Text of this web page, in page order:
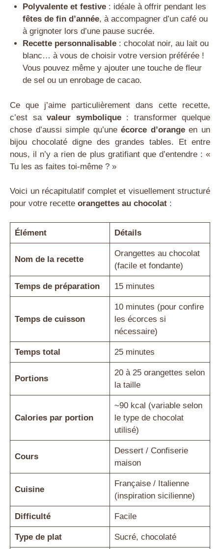
Polyvalente et festive: idéale à offrir pendant les
fêtes de fin d’année, à accompagner d’un café ou
à grignoter lors d’une pause sucrée.
Recette personnalisable: chocolat noir, au lait ou
blanc… à vous de choisir votre version préférée !
Vous pouvez même y ajouter une touche de fleur
de sel ou un enrobage de cacao.
Ce que j’aime particulièrement dans cette recette,
c’est sa valeur symbolique: transformer quelque
chose d’aussi simple qu’uneécorce d’orangeen un
bijou chocolaté digne des grandes tables. Et entre
nous, il n’y a rien de plus gratifiant que d’entendre : «
Tu les as faites toi-même ? »
Voici un récapitulatif complet et visuellement structuré
pour votre recette orangettes au chocolat :
Élément Détails
Nom de la recette
Orangettes au chocolat
(facile et fondante)
Temps de préparation 15 minutes
Temps de cuisson
10 minutes (pour confire
les écorces si
nécessaire)
Temps total 25 minutes
Portions
20 à 25 orangettes selon
la taille
Calories par portion
~90 kcal (variable selon
le type de chocolat
utilisé)
Cours
Dessert / Confiserie
maison
Cuisine
Française / Italienne
(inspiration sicilienne)
Difficulté Facile
Type de plat Sucré, chocolaté